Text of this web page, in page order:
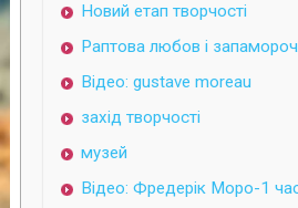
Новий етап творчості
Раптова любов і
Відео: gustave moreau
захід творчості
музей
Відео: Фредерік Моро-1